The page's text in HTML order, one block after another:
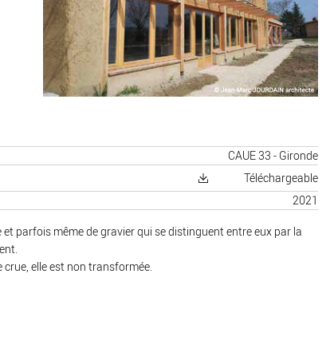
CAUE 33 - Gironde
Téléchargeable
2021
parfois même de gravier qui se distinguent entre eux par la
elle est non transformée.